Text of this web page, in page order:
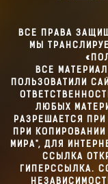
ВСЕ ПРАВА
МЫ
ВСЕ
ПОЛЬЗОВАТИЛИ
ЛЮБЫХ
РАЗРЕШАЕТСЯ ПРИ
ПРИ
МИРА", ДЛЯ
ССЫЛКА
ГИПЕРССЫЛКА.